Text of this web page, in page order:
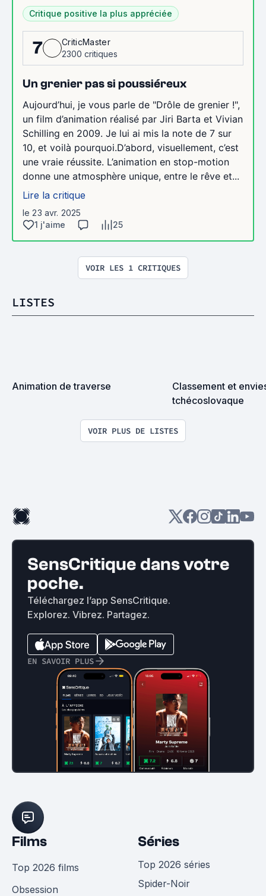
Critique positive la plus appréciée
7
CriticMaster
2300 critiques
Un grenier pas si poussiéreux
Aujourd’hui, je vous parle de "Drôle de grenier !",
un film d’animation réalisé par Jiri Barta et Vivian
Schilling en 2009. Je lui ai mis la note de 7 sur
10, et voilà pourquoi.D’abord, visuellement, c’est
une vraie réussite. L’animation en stop-motion
donne une atmosphère unique, entre le rêve et...
Lire la critique
le 23 avr. 2025
1 j'aime
25
VOIR LES 1 CRITIQUES
LISTES
Animation de traverse
Classement et
tchécoslovaque
VOIR PLUS DE LISTES
SensCritique dans votre
poche.
Téléchargez l’app SensCritique.
Explorez. Vibrez. Partagez.
EN SAVOIR PLUS
Films
Top 2026 films
Obsession
Séries
Top 2026 séries
Spider-Noir